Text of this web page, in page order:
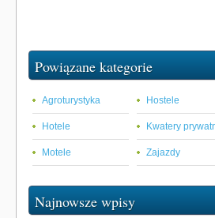
Powiązane kategorie
Agroturystyka Hostele
Hotele Kwatery
Motele Zajazdy
Najnowsze wpisy